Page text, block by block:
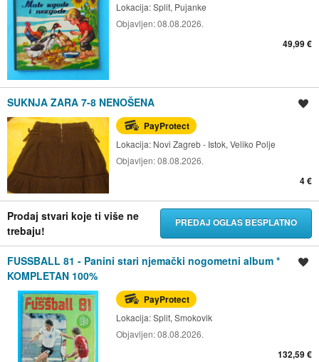
Lokacija:Split, Pujanke
Objavljen:08.08.2026.
49,99 €
SUKNJA ZARA 7-8 NENOŠENA
PayProtect
Lokacija: Novi Zagreb - Istok, Veliko Polje
Objavljen:08.08.2026.
4 €
Prodaj stvari koje ti više ne
trebaju!
PREDAJ OGLAS BESPLATNO
FUSSBALL 81 - Panini stari njemački nogometni album *
KOMPLETAN 100%
PayProtect
Lokacija:Split, Smokovik
Objavljen:08.08.2026.
132,59 €